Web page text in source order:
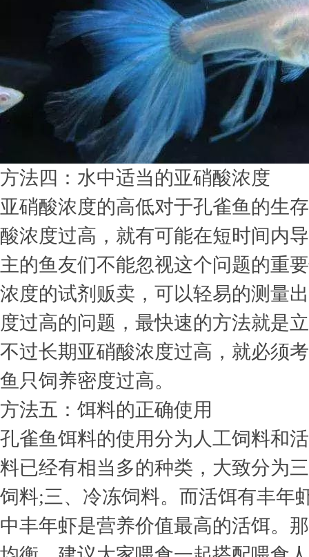
方法四：水中适当的亚硝酸浓度
亚硝酸浓度的高低对于孔雀鱼的生
酸浓度过高，就有可能在短时间内
主的鱼友们不能忽视这个问题的重
浓度的试剂贩卖，可以轻易的测量
度过高的问题，最快速的方法就是
不过长期亚硝酸浓度过高，就必须
鱼只饲养密度过高。
方法五：饵料的正确使用
孔雀鱼饵料的使用分为人工饲料和
料已经有相当多的种类，大致分为
饲料;三、冷冻饲料。而活饵有丰年
中丰年虾是营养价值最高的活饵。